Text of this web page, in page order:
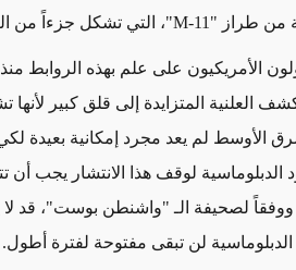
من طراز " M-11"، التي تشكل جزءاً من
الأمريكيون على علم بهذه الروابط
العلنية المتزايدة إلى قلق كبير لأنها
الأوسط لم يعد مجرد إمكانية بعيدة
الدبلوماسية لوقف هذا الانتشار يجب أن
ووفقاً لصحيفة الـ "واشنطن بوست"، قد
الدبلوماسية لن تبقى مفتوحة لفترة أطول.